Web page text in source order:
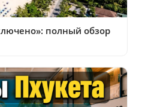
полный обзор